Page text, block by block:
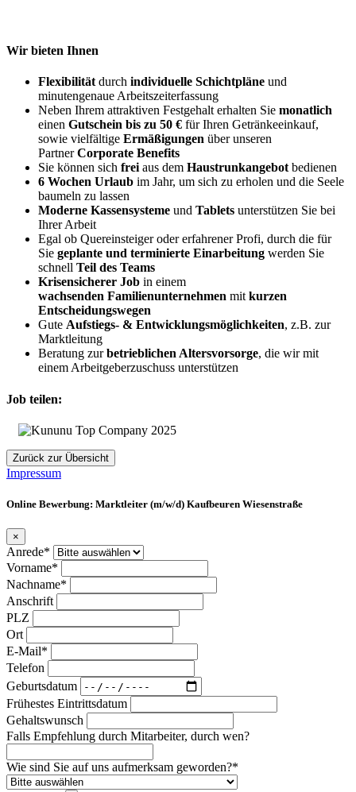
Wir bieten Ihnen
Flexibilitätdurch individuelle Schichtpläne und
minutengenaue Arbeitszeiterfassung
Neben Ihrem attraktiven Festgehalt erhalten Sie monatlich
einen Gutschein bis zu 50 € für Ihren Getränkeeinkauf,
sowie vielfältige Ermäßigungen über unseren
PartnerCorporate Benefits
Sie können sich freiaus dem Haustrunkangebotbedienen
6 Wochen Urlaub im Jahr, um sich zu erholen und die Seele
baumeln zu lassen
Moderne Kassensysteme und Tablets unterstützen Sie bei
Ihrer Arbeit
Egal ob Quereinsteiger oder erfahrener Profi, durch die für
Sie geplante und terminierte Einarbeitung werden Sie
schnell Teil des Teams
Krisensicherer Job in einem
wachsenden Familienunternehmen mitkurzen
Entscheidungswegen
Gute Aufstiegs- & Entwicklungsmöglichkeiten, z.B. zur
Marktleitung
Beratung zurbetrieblichen Altersvorsorge, die wir mit
einem Arbeitgeberzuschuss unterstützen
Job teilen:
Zurück zur Übersicht
Impressum
Online Bewerbung: Marktleiter (m/w/d) Kaufbeuren Wiesenstraße
×
Anrede*
Vorname*
Nachname*
Anschrift
PLZ
Ort
E-Mail*
Telefon
Geburtsdatum
Frühestes Eintrittsdatum
Gehaltswunsch
Falls Empfehlung durch Mitarbeiter, durch wen?
Wie sind Sie auf uns aufmerksam geworden?*